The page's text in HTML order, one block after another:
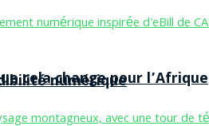
cela change pour l’Afrique
numérique